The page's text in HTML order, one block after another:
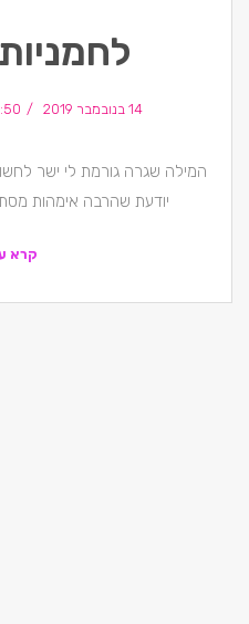
14 בנובמבר 2019
המילה שגרה גורמת לי ישר
יודעת שהרבה אימהות
קרא